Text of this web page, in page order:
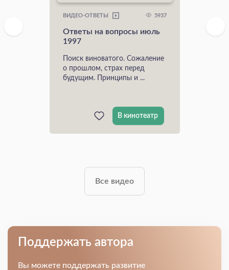
ВИДЕО-ОТВЕТЫ 5937
Ответы на вопросы июль
1997
Поиск виноватого. Сожаление
о прошлом, страх перед
будущим. Принципы и ...
В кинотеатр
Все видео
Поддержать автора
Вы можете поддержать развитие